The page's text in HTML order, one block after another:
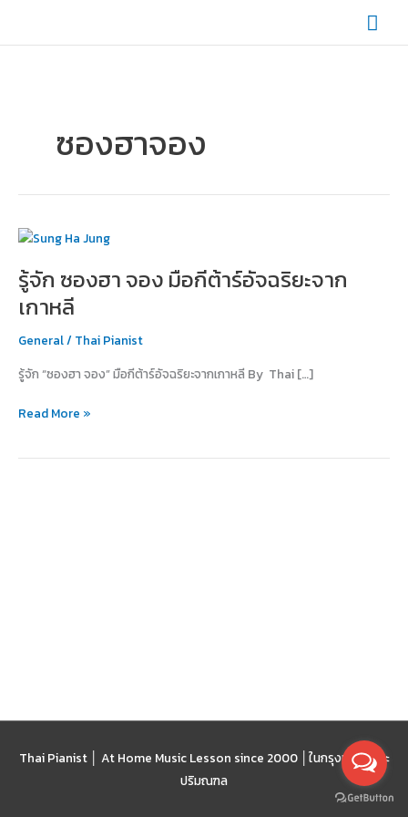
content
ซองฮาจอง
รู้จัก ซองฮา จอง มือกีต้าร์อัจฉริยะจาก
เกาหลี
General/ Thai Pianist
รู้จัก “ซองฮา จอง” มือกีต้าร์อัจฉริยะจากเกาหลี By Thai […]
รู้จัก
ฮา
จอง
มือ
กีต้าร์
จาก
Read More »
Thai Pianist │ At Home Music Lesson since 2000 │ ในกรุงเทพฯ และ
ปริมณฑล